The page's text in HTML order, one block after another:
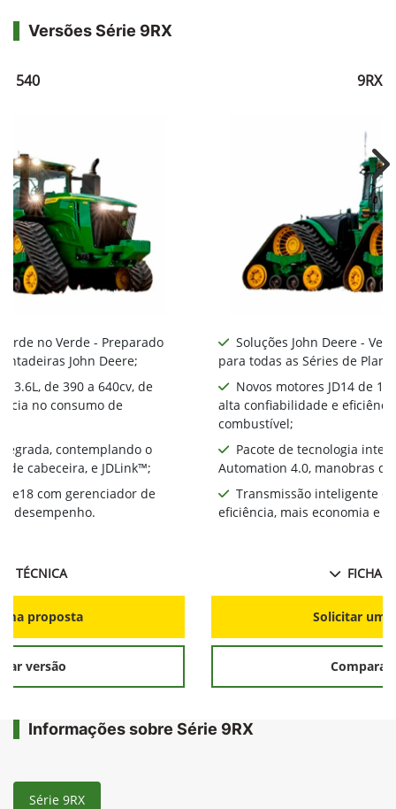
Versões Série 9RX
540
no Verde - Preparado
John Deere;
13.6L, de 390 a 640cv, de
no consumo de
contemplando o
de cabeceira, e JDLink™;
e18 com gerenciador de
desempenho.
TÉCNICA
proposta
versão
9RX
Soluções John Deere -
para todas as Séries de
Novos motores JD14 de
alta confiabilidade e
combustível;
Pacote de tecnologia
Automation 4.0, manobras
Transmissão inteligente
eficiência, mais economia e
FICHA
Solicitar
Comparar
Informações sobre Série 9RX
Série 9RX